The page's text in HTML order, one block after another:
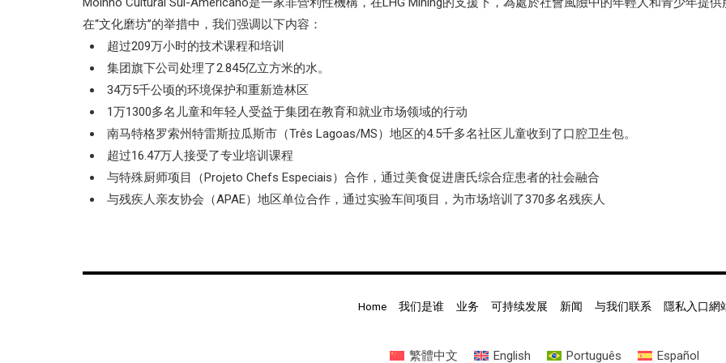
在“文化磨坊”的举措中，我们强调以下内容：
超过209万小时的技术课程和培训
集团旗下公司处理了2.845亿立方米的水。
34万5千公顷的环境保护和重新造林区
1万1300多名儿童和年轻人受益于集团在教育和就业市场领域的行动
南马特格罗索州特雷斯拉瓜斯市（Três Lagoas/MS）地区的4.5千多名社区儿童收到了口腔卫生包。
超过16.47万人接受了专业培训课程
与特殊厨师项目（Projeto Chefs Especiais）合作，通过美食促进唐氏综合症患者的社会融合
与残疾人亲友协会（APAE）地区单位合作，通过实验车间项目，为市场培训了370多名残疾人
Home 我们是谁 业务 可持续发展 新闻 与我们联系 隱私入口網
繁體中文 English Português Español